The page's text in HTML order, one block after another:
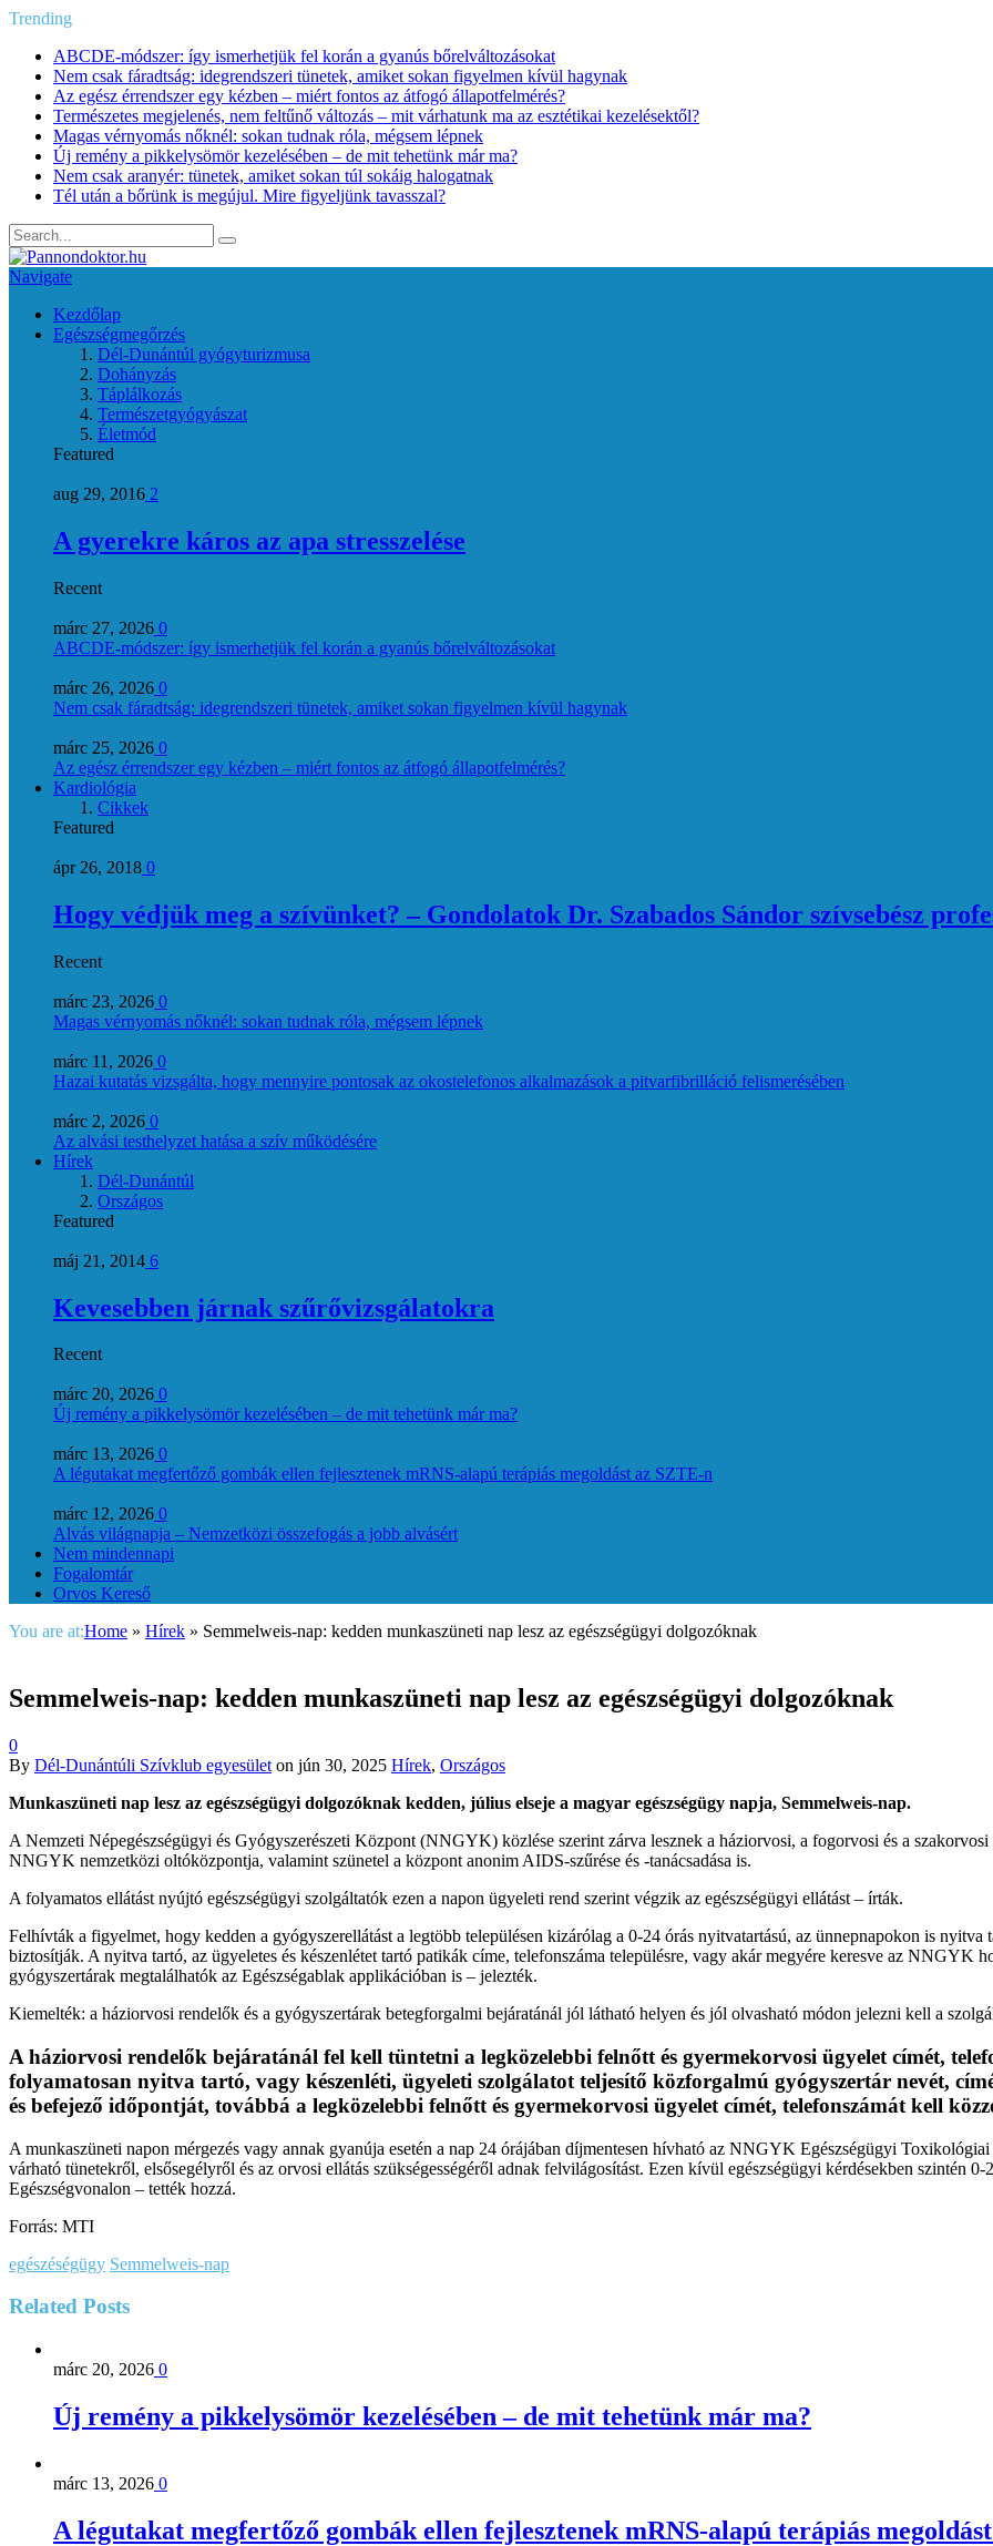
Trending
ABCDE‑módszer: így ismerhetjük fel korán a gyanús bőrelváltozásokat
Nem csak fáradtság: idegrendszeri tünetek, amiket sokan figyelmen kívül hagynak
Az egész érrendszer egy kézben – miért fontos az átfogó állapotfelmérés?
Természetes megjelenés, nem feltűnő változás – mit várhatunk ma az esztétikai kezelésektől?
Magas vérnyomás nőknél: sokan tudnak róla, mégsem lépnek
Új remény a pikkelysömör kezelésében – de mit tehetünk már ma?
Nem csak aranyér: tünetek, amiket sokan túl sokáig halogatnak
Tél után a bőrünk is megújul. Mire figyeljünk tavasszal?
Navigate
Kezdőlap
Egészségmegőrzés
Dél-Dunántúl gyógyturizmusa
Dohányzás
Táplálkozás
Természetgyógyászat
Életmód
Featured
aug 29, 2016 2
A gyerekre káros az apa stresszelése
Recent
márc 27, 2026 0
ABCDE‑módszer: így ismerhetjük fel korán a gyanús bőrelváltozásokat
márc 26, 2026 0
Nem csak fáradtság: idegrendszeri tünetek, amiket sokan figyelmen kívül hagynak
márc 25, 2026 0
Az egész érrendszer egy kézben – miért fontos az átfogó állapotfelmérés?
Kardiológia
Cikkek
Featured
ápr 26, 2018 0
Hogy védjük meg a szívünket? – Gondolatok Dr. Szabados Sándor szívsebész
Recent
márc 23, 2026 0
Magas vérnyomás nőknél: sokan tudnak róla, mégsem lépnek
márc 11, 2026 0
Hazai kutatás vizsgálta, hogy mennyire pontosak az okostelefonos alkalmazások a pitvarfibrilláció felismerésében
márc 2, 2026 0
Az alvási testhelyzet hatása a szív működésére
Hírek
Dél-Dunántúl
Országos
Featured
máj 21, 2014 6
Kevesebben járnak szűrővizsgálatokra
Recent
márc 20, 2026 0
Új remény a pikkelysömör kezelésében – de mit tehetünk már ma?
márc 13, 2026 0
A légutakat megfertőző gombák ellen fejlesztenek mRNS-alapú terápiás megoldást az SZTE-n
márc 12, 2026 0
Alvás világnapja – Nemzetközi összefogás a jobb alvásért
Nem mindennapi
Fogalomtár
Orvos Kereső
You are at:Home » Hírek » Semmelweis-nap: kedden munkaszüneti nap lesz az egészségügyi dolgozóknak
Semmelweis-nap: kedden munkaszüneti nap lesz az egészségügyi dolgozóknak
0
By Dél-Dunántúli Szívklub egyesület on jún 30, 2025 Hírek, Országos
Munkaszüneti nap lesz az egészségügyi dolgozóknak kedden, július elseje a magyar egészségügy napja, Semmelweis-nap.
A Nemzeti Népegészségügyi és Gyógyszerészeti Központ (NNGYK) közlése szerint zárva lesznek a háziorvosi, a fogorvosi és a
NNGYK nemzetközi oltóközpontja, valamint szünetel a központ anonim AIDS-szűrése és -tanácsadása is.
A folyamatos ellátást nyújtó egészségügyi szolgáltatók ezen a napon ügyeleti rend szerint végzik az egészségügyi ellátást – írták.
Felhívták a figyelmet, hogy kedden a gyógyszerellátást a legtöbb településen kizárólag a 0-24 órás nyitvatartású, az ünnepnapokon is
biztosítják. A nyitva tartó, az ügyeletes és készenlétet tartó patikák címe, telefonszáma településre, vagy akár megyére keresve az NNGYK
gyógyszertárak megtalálhatók az Egészségablak applikációban is – jelezték.
Kiemelték: a háziorvosi rendelők és a gyógyszertárak betegforgalmi bejáratánál jól látható helyen és jól olvasható módon jelezni kell a
A háziorvosi rendelők bejáratánál fel kell tüntetni a legközelebbi felnőtt és gyermekorvosi ügyelet címét,
folyamatosan nyitva tartó, vagy készenléti, ügyeleti szolgálatot teljesítő közforgalmú gyógyszertár nevét,
és befejező időpontját, továbbá a legközelebbi felnőtt és gyermekorvosi ügyelet címét, telefonszámát kell
A munkaszüneti napon mérgezés vagy annak gyanúja esetén a nap 24 órájában díjmentesen hívható az NNGYK Egészségügyi
várható tünetekről, elsősegélyről és az orvosi ellátás szükségességéről adnak felvilágosítást. Ezen kívül egészségügyi kérdésekben szintén
Egészségvonalon – tették hozzá.
Forrás: MTI
egészéségügy Semmelweis-nap
Related Posts
márc 20, 2026 0
Új remény a pikkelysömör kezelésében – de mit tehetünk már ma?
márc 13, 2026 0
A légutakat megfertőző gombák ellen fejlesztenek mRNS-alapú terápiás